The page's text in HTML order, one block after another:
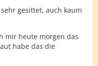
gesittet, auch kaum
mir heute morgen das
habe das die